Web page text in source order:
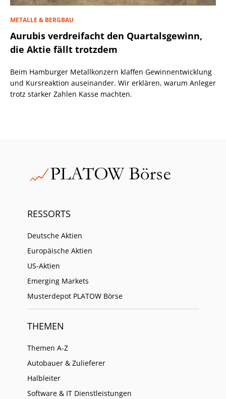
METALLE & BERGBAU
Aurubis verdreifacht den Quartalsgewinn,
die Aktie fällt trotzdem
Beim Hamburger Metallkonzern klaffen Gewinnentwicklung
und Kursreaktion auseinander. Wir erklären, warum Anleger
trotz starker Zahlen Kasse machten.
RESSORTS
Deutsche Aktien
Europäische Aktien
US-Aktien
Emerging Markets
Musterdepot PLATOW Börse
THEMEN
Themen A-Z
Autobauer & Zulieferer
Halbleiter
Software & IT Dienstleistungen